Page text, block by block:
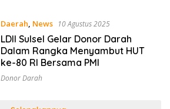
Daerah, News 10 Agustus 2025
LDII Sulsel Gelar Donor Darah
Dalam Rangka Menyambut HUT
ke-80 RI Bersama PMI
Donor Darah